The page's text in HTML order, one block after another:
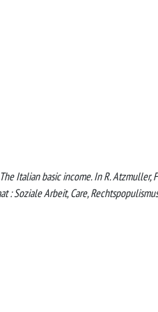
Italian basic income. In R.
: Soziale Arbeit, Care,